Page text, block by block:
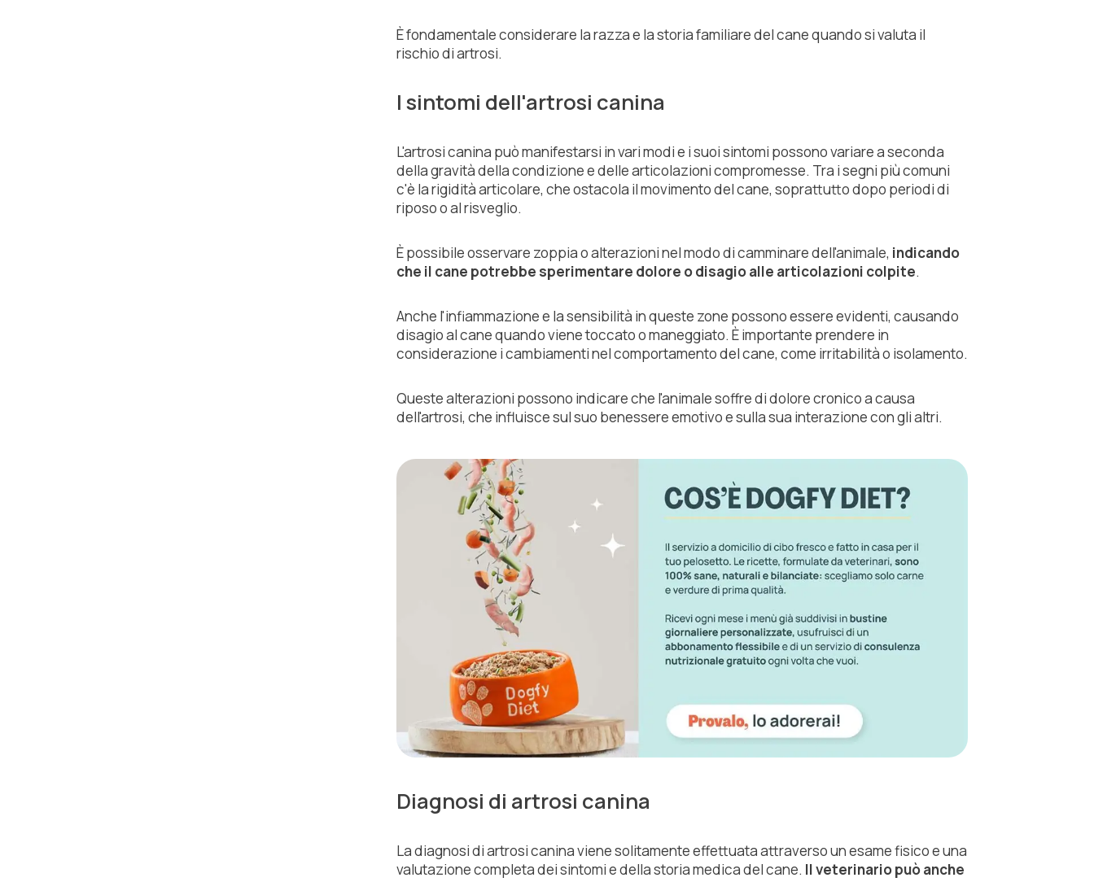
È fondamentale considerare la razza e la storia familiare del cane quando si valuta il
rischio di artrosi.
I sintomi dell'artrosi canina
L'artrosi canina può manifestarsi in vari modi e i suoi sintomi possono variare a seconda
della gravità della condizione e delle articolazioni compromesse. Tra i segni più comuni
c'è la rigidità articolare, che ostacola il movimento del cane, soprattutto dopo periodi di
riposo o al risveglio.
È possibile osservare zoppia o alterazioni nel modo di camminare dell'animale, indicando
che il cane potrebbe sperimentare dolore o disagio alle articolazioni colpite.
Anche l'infiammazione e la sensibilità in queste zone possono essere evidenti, causando
disagio al cane quando viene toccato o maneggiato. È importante prendere in
considerazione i cambiamenti nel comportamento del cane, come irritabilità o isolamento.
Queste alterazioni possono indicare che l'animale soffre di dolore cronico a causa
dell'artrosi, che influisce sul suo benessere emotivo e sulla sua interazione con gli altri.
Diagnosi di artrosi canina
La diagnosi di artrosi canina viene solitamente effettuata attraverso un esame fisico e una
valutazione completa dei sintomi e della storia medica del cane. Il veterinario può anche